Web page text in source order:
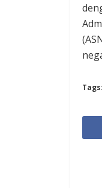
Tags: